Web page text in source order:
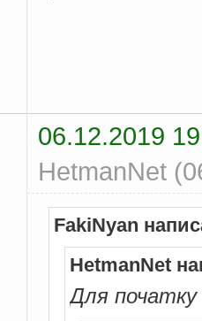
06.12.2019
HetmanNet
FakiNyan
HetmanNet
Для початку